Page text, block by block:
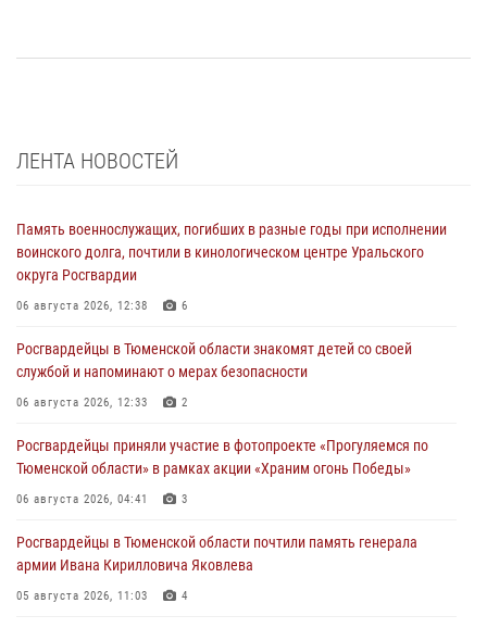
ЛЕНТА НОВОСТЕЙ
Память военнослужащих, погибших в разные годы при исполнении
воинского долга, почтили в кинологическом центре Уральского
округа Росгвардии
06 августа 2026, 12:38 6
Росгвардейцы в Тюменской области знакомят детей со своей
службой и напоминают о мерах безопасности
06 августа 2026, 12:33 2
Росгвардейцы приняли участие в фотопроекте «Прогуляемся по
Тюменской области» в рамках акции «Храним огонь Победы»
06 августа 2026, 04:41 3
Росгвардейцы в Тюменской области почтили память генерала
армии Ивана Кирилловича Яковлева
05 августа 2026, 11:03 4